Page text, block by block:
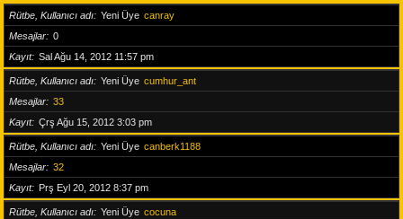
Rütbe, Kullanıcı adı Yeni Üye canray
Mesajlar
0
Kayıt
Sal Ağu 14, 2012 11:57 pm
Rütbe, Kullanıcı adı Yeni Üye cumhur_ant
Mesajlar
33
Kayıt
Çrş Ağu 15, 2012 3:03 pm
Rütbe, Kullanıcı adı Yeni Üye canberk1188
Mesajlar
32
Kayıt
Prş Eyl 20, 2012 8:37 pm
Rütbe, Kullanıcı adı Yeni Üye cocuna